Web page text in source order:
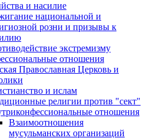
и насилие
национальной и
розни и призывы к
экстремизму
отношения
Православная Церковь и
и ислам
религии против "сект"
отношения
Взаимоотношения
мусульманских организаций